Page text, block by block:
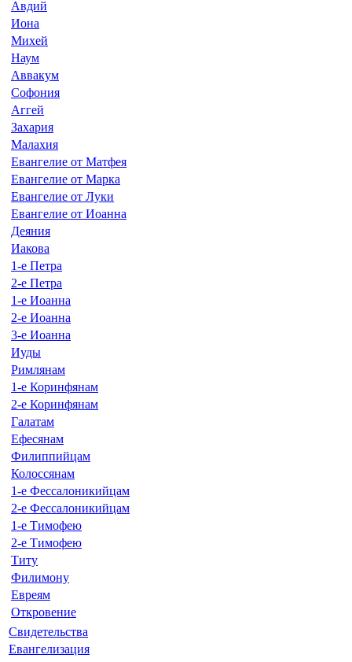
Авдий
Иона
Михей
Наум
Аввакум
Софония
Аггей
Захария
Малахия
Евангелие от Матфея
Евангелие от Марка
Евангелие от Луки
Евангелие от Иоанна
Деяния
Иакова
1-е Петра
2-е Петра
1-е Иоанна
2-е Иоанна
3-е Иоанна
Иуды
Римлянам
1-е Коринфянам
2-е Коринфянам
Галатам
Ефесянам
Филиппийцам
Колоссянам
1-е Фессалоникийцам
2-е Фессалоникийцам
1-е Тимофею
2-е Тимофею
Титу
Филимону
Евреям
Откровение
Свидетельства
Евангелизация